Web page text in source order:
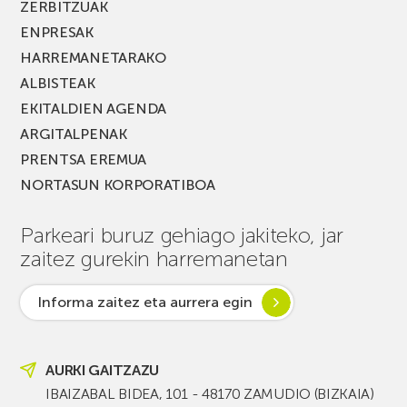
ZERBITZUAK
ENPRESAK
HARREMANETARAKO
ALBISTEAK
EKITALDIEN AGENDA
ARGITALPENAK
PRENTSA EREMUA
NORTASUN KORPORATIBOA
Parkeari buruz gehiago jakiteko, jar
zaitez gurekin harremanetan
Informa zaitez eta aurrera egin
AURKI GAITZAZU
IBAIZABAL BIDEA, 101 - 48170 ZAMUDIO (BIZKAIA)